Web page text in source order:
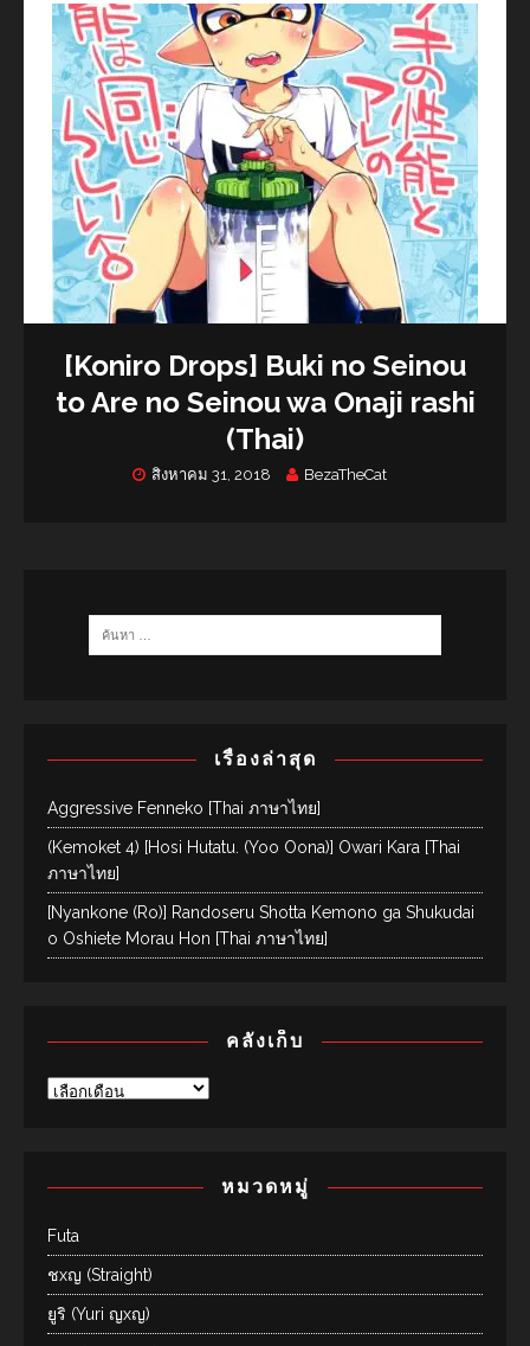
[Koniro Drops] Buki no Seinou
to Are no Seinou wa Onaji rashi
(Thai)
สิงหาคม 31, 2018 BezaTheCat
เรื่องล่าสุด
Aggressive Fenneko [Thai ภาษาไทย]
(Kemoket 4) [Hosi Hutatu. (Yoo Oona)] Owari Kara [Thai
ภาษาไทย]
[Nyankone (Ro)] Randoseru Shotta Kemono ga Shukudai
o Oshiete Morau Hon [Thai ภาษาไทย]
คลังเก็บ
หมวดหมู่
Futa
ชxญ (Straight)
ยูริ (Yuri ญxญ)